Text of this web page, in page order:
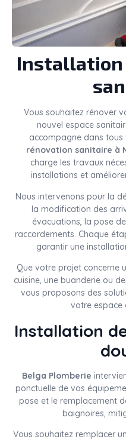
Installation
Vous souhaitez rénover
nouvel espace
accompagne dans tous
rénovation sanitaire à
charge les travaux
installations et
Nous intervenons pour la
la modification des
évacuations, la pose
raccordements. Chaque
garantir une
Que votre projet concerne
cuisine, une buanderie ou
vous proposons des
votre espace
Installation
Belga Plomberie
ponctuelle de vos
pose et le remplacement
baignoires,
Vous souhaitez remplacer